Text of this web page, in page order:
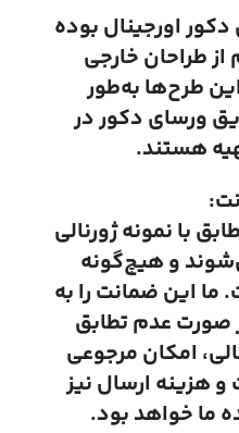
اورجینال بوده
طراحان خارجی
طرح‌ها به‌طور
ورسای دکور در
هستند.
با نمونه ژورنالی
و هیچ‌گونه
ما این ضمانت را به
عدم تطابق
امکان مرجوعی
هزینه ارسال نیز
ما خواهد بود.